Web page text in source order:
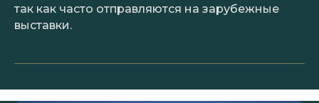
так как часто отправляются на зарубежные
выставки.